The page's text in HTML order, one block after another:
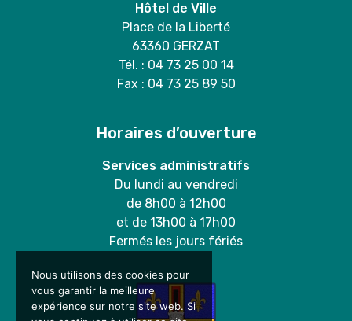
Hôtel de Ville
Place de la Liberté
63360 GERZAT
Tél. : 04 73 25 00 14
Fax : 04 73 25 89 50
Horaires d’ouverture
Services administratifs
Du lundi au vendredi
de 8h00 à 12h00
et de 13h00 à 17h00
Fermés les jours fériés
Nous utilisons des cookies pour
vous garantir la meilleure
expérience sur notre site web. Si